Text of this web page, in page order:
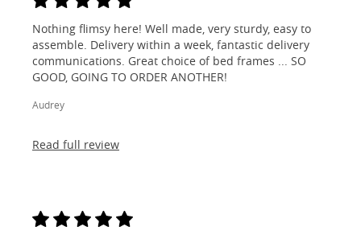
Nothing flimsy here! Well made, very sturdy, easy to
assemble. Delivery within a week, fantastic delivery
communications. Great choice of bed frames ... SO
GOOD, GOING TO ORDER ANOTHER!
Audrey
Read full review